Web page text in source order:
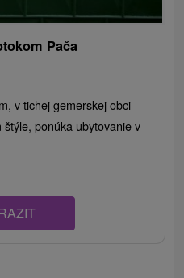
Pača
v tichej gemerskej obci
ponúka ubytovanie v